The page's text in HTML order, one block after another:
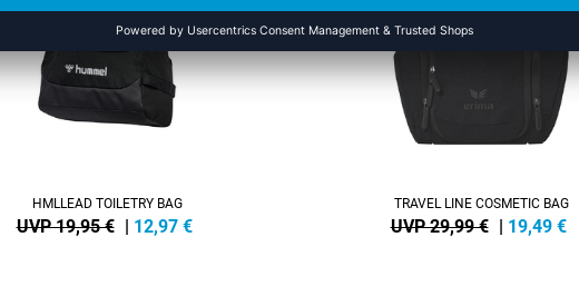
HMLLEAD TOILETRY BAG
UVP 19,95 € | 12,97 €
TRAVEL LINE COSMETIC BAG
UVP 29,99 € | 19,49 €